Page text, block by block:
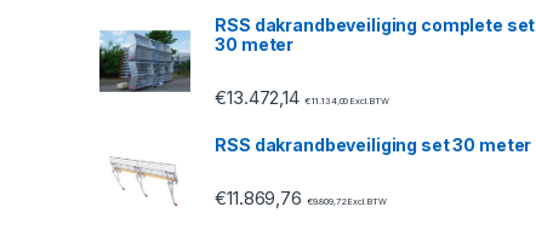
RSS dakrandbeveiliging complete set
30 meter
€13.472,14 €11.134,00 Excl. BTW
RSS dakrandbeveiliging set 30 meter
€11.869,76 €9.809,72Excl. BTW